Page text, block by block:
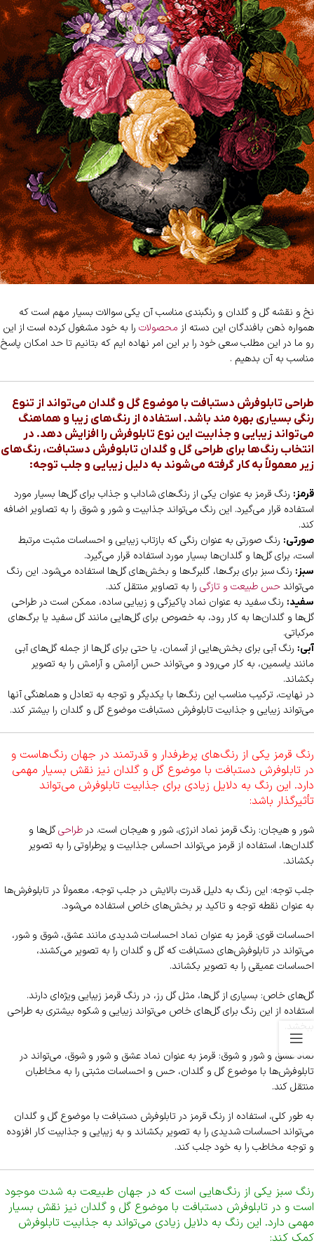
نخ و نقشه گل و گلدان و رنگبندی مناسب آن یکی سوالات بسیار مهم است که
همواره ذهن بافندگان این دسته از محصولات را به خود مشغول کرده است از این
رو ما در این مطلب سعی خود را بر این امر نهاده ایم که بتانیم تا حد امکان پاسخ
مناسب به آن بدهیم .
طراحی تابلوفرش دستبافت با موضوع گل و گلدان می‌تواند از تنوع
رنگی بسیاری بهره مند باشد. استفاده از رنگ‌های زیبا و هماهنگ
می‌تواند زیبایی و جذابیت این نوع تابلوفرش را افزایش دهد. در
انتخاب رنگ‌ها برای طراحی گل و گلدان تابلوفرش دستبافت، رنگ‌های
زیر معمولاً به کار گرفته می‌شوند به دلیل زیبایی و جلب توجه:
قرمز: رنگ قرمز به عنوان یکی از رنگ‌های شاداب و جذاب برای گل‌ها بسیار مورد
استفاده قرار می‌گیرد. این رنگ می‌تواند جذابیت و شور و شوق را به تصاویر اضافه
کند.
صورتی: رنگ صورتی به عنوان رنگی که بازتاب زیبایی و احساسات مثبت مرتبط
است، برای گل‌ها و گلدان‌ها بسیار مورد استفاده قرار می‌گیرد.
سبز: رنگ سبز برای برگ‌ها، گلبرگ‌ها و بخش‌های گل‌ها استفاده می‌شود. این رنگ
می‌تواندحس طبیعت و تازگی را به تصاویر منتقل کند.
سفید: رنگ سفید به عنوان نماد پاکیزگی و زیبایی ساده، ممکن است در طراحی
گل‌ها و گلدان‌ها به کار رود، به خصوص برای گل‌هایی مانند گل سفید یا برگ‌های
مرکباتی.
آبی: رنگ آبی برای بخش‌هایی از آسمان، یا حتی برای گل‌ها از جمله گل‌های آبی
مانند یاسمین، به کار می‌رود و می‌تواند حس آرامش و آرامش را به تصویر
بکشاند.
در نهایت، ترکیب مناسب این رنگ‌ها با یکدیگر و توجه به تعادل و هماهنگی آنها
می‌تواند زیبایی و جذابیت تابلوفرش دستبافت موضوع گل و گلدان را بیشتر کند.
رنگ قرمز یکی از رنگ‌های پرطرفدار و قدرتمند در جهان رنگ‌هاست و
در تابلوفرش دستبافت با موضوع گل و گلدان نیز نقش بسیار مهمی
دارد. این رنگ به دلایل زیادی برای جذابیت تابلوفرش می‌تواند
تأثیرگذار باشد:
شور و هیجان: رنگ قرمز نماد انرژی، شور و هیجان است. درطراحیگل‌ها و
گلدان‌ها، استفاده از قرمز می‌تواند احساس جذابیت و پرطراوتی را به تصویر
بکشاند.
جلب توجه: این رنگ به دلیل قدرت بالایش در جلب توجه، معمولاً در تابلوفرش‌ها
به عنوان نقطه توجه و تاکید بر بخش‌های خاص استفاده می‌شود.
احساسات قوی: قرمز به عنوان نماد احساسات شدیدی مانند عشق، شوق و شور،
می‌تواند در تابلوفرش‌های دستبافت که گل و گلدان را به تصویر می‌کشند،
احساسات عمیقی را به تصویر بکشاند.
گل‌های خاص: بسیاری از گل‌ها، مثل گل رز، در رنگ قرمز زیبایی ویژه‌ای دارند.
استفاده از این رنگ برای گل‌های خاص می‌تواند زیبایی و شکوه بیشتری به طراحی
ببخشد.
نماد عشق و شور و شوق: قرمز به عنوان نماد عشق و شور و شوق، می‌تواند در
تابلوفرش‌ها با موضوع گل و گلدان، حس و احساسات مثبتی را به مخاطبان
منتقل کند.
به طور کلی، استفاده از رنگ قرمز در تابلوفرش دستبافت با موضوع گل و گلدان
می‌تواند احساسات شدیدی را به تصویر بکشاند و به زیبایی و جذابیت کار افزوده
و توجه مخاطب را به خود جلب کند.
رنگ سبز یکی از رنگ‌هایی است که در جهان طبیعت به شدت موجود
است و در تابلوفرش دستبافت با موضوع گل و گلدان نیز نقش بسیار
مهمی دارد. این رنگ به دلایل زیادی می‌تواند به جذابیت تابلوفرش
کمک کند: